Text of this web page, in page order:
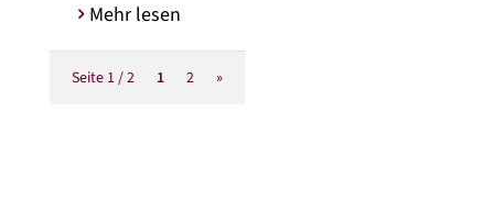
Mehr lesen
Seite 1 / 2 1 2 »